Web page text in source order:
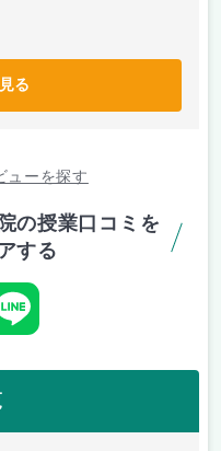
る
ューを探す
の授業口コミを
する